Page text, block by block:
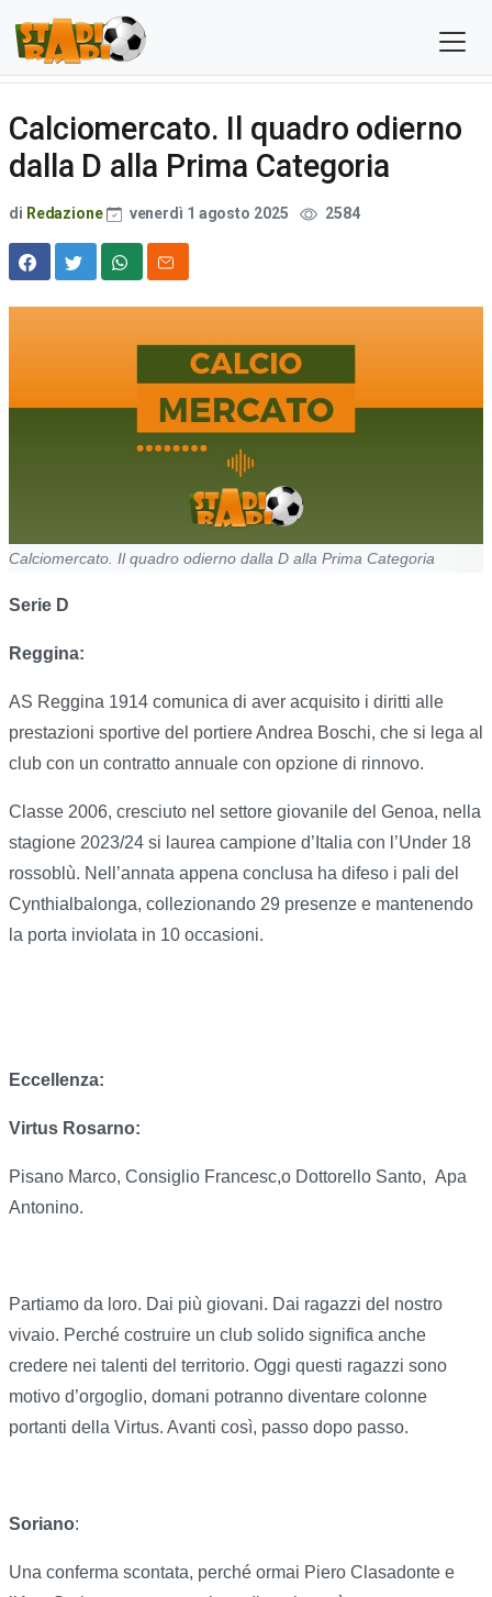
Calciomercato. Il quadro odierno
dalla D alla Prima Categoria
di Redazione venerdì 1 agosto 2025 2584
Calciomercato. Il quadro odierno dalla D alla Prima Categoria
Serie D
Reggina:
AS Reggina 1914 comunica di aver acquisito i diritti alle
prestazioni sportive del portiere Andrea Boschi, che si lega al
club con un contratto annuale con opzione di rinnovo.
Classe 2006, cresciuto nel settore giovanile del Genoa, nella
stagione 2023/24 si laurea campione d’Italia con l’Under 18
rossoblù. Nell’annata appena conclusa ha difeso i pali del
Cynthialbalonga, collezionando 29 presenze e mantenendo
la porta inviolata in 10 occasioni.
Eccellenza:
Virtus Rosarno:
Pisano Marco, Consiglio Francesc,o Dottorello Santo, Apa
Antonino.
Partiamo da loro. Dai più giovani. Dai ragazzi del nostro
vivaio. Perché costruire un club solido significa anche
credere nei talenti del territorio. Oggi questi ragazzi sono
motivo d’orgoglio, domani potranno diventare colonne
portanti della Virtus. Avanti così, passo dopo passo.
Soriano:
Una conferma scontata, perché ormai Piero Clasadonte e